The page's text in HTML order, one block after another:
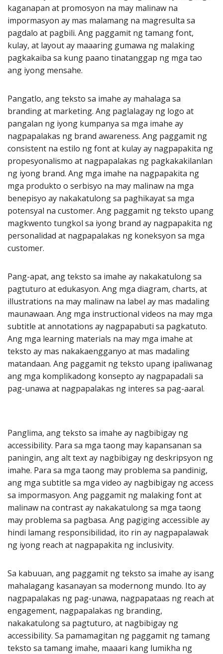
kaganapan at promosyon na may malinaw na
impormasyon ay mas malamang na magresulta sa
pagdalo at pagbili. Ang paggamit ng tamang font,
kulay, at layout ay maaaring gumawa ng malaking
pagkakaiba sa kung paano tinatanggap ng mga tao
ang iyong mensahe.
Pangatlo, ang teksto sa imahe ay mahalaga sa
branding at marketing. Ang paglalagay ng logo at
pangalan ng iyong kumpanya sa mga imahe ay
nagpapalakas ng brand awareness. Ang paggamit ng
consistent na estilo ng font at kulay ay nagpapakita ng
propesyonalismo at nagpapalakas ng pagkakakilanlan
ng iyong brand. Ang mga imahe na nagpapakita ng
mga produkto o serbisyo na may malinaw na mga
benepisyo ay nakakatulong sa paghikayat sa mga
potensyal na customer. Ang paggamit ng teksto upang
magkwento tungkol sa iyong brand ay nagpapakita ng
personalidad at nagpapalakas ng koneksyon sa mga
customer.
Pang-apat, ang teksto sa imahe ay nakakatulong sa
pagtuturo at edukasyon. Ang mga diagram, charts, at
illustrations na may malinaw na label ay mas madaling
maunawaan. Ang mga instructional videos na may mga
subtitle at annotations ay nagpapabuti sa pagkatuto.
Ang mga learning materials na may mga imahe at
teksto ay mas nakakaengganyo at mas madaling
matandaan. Ang paggamit ng teksto upang ipaliwanag
ang mga komplikadong konsepto ay nagpapadali sa
pag-unawa at nagpapalakas ng interes sa pag-aaral.
Panglima, ang teksto sa imahe ay nagbibigay ng
accessibility. Para sa mga taong may kapansanan sa
paningin, ang alt text ay nagbibigay ng deskripsyon ng
imahe. Para sa mga taong may problema sa pandinig,
ang mga subtitle sa mga video ay nagbibigay ng access
sa impormasyon. Ang paggamit ng malaking font at
malinaw na contrast ay nakakatulong sa mga taong
may problema sa pagbasa. Ang pagiging accessible ay
hindi lamang responsibilidad, ito rin ay nagpapalawak
ng iyong reach at nagpapakita ng inclusivity.
Sa kabuuan, ang paggamit ng teksto sa imahe ay isang
mahalagang kasanayan sa modernong mundo. Ito ay
nagpapalakas ng pag-unawa, nagpapataas ng reach at
engagement, nagpapalakas ng branding,
nakakatulong sa pagtuturo, at nagbibigay ng
accessibility. Sa pamamagitan ng paggamit ng tamang
teksto sa tamang imahe, maaari kang lumikha ng